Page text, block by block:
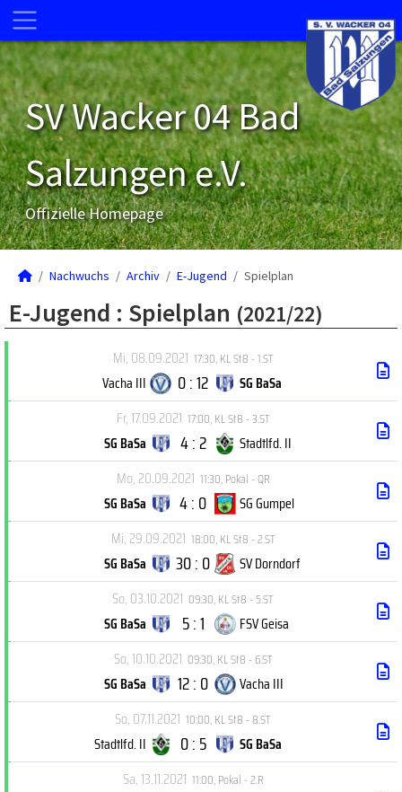
SV Wacker 04 Bad
Salzungen e.V.
Offizielle Homepage
Nachwuchs Archiv E-Jugend Spielplan
E-Jugend : Spielplan (2021/22)
Mi, 08.09.2021 17:30,KL St8 - 1.ST
Vacha III 0 : 12
SG BaSa
Fr, 17.09.2021 17:00,KL St8 - 3.ST
SG BaSa 4 : 2
Stadtlfd. II
Mo, 20.09.2021 11:30,Pokal - QR
SG BaSa 4 : 0
SG Gumpel
Mi, 29.09.2021 18:00,KL St8 - 2.ST
SG BaSa 30 : 0
SV Dorndorf
So, 03.10.2021 09:30,KL St8 - 5.ST
SG BaSa 5 : 1
FSV Geisa
So, 10.10.2021 09:30,KL St8 - 6.ST
SG BaSa 12 : 0
Vacha III
So, 07.11.2021 10:00,KL St8 - 8.ST
Stadtlfd. II 0 : 5
SG BaSa
Sa, 13.11.2021 11:00,Pokal - 2.R